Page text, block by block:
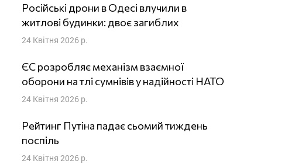
Російські дрони в Одесі влучили в
житлові будинки: двоє загиблих
24 Квітня 2026 р.
ЄС розробляє механізм взаємної
оборони на тлі сумнівів у надійності НАТО
24 Квітня 2026 р.
Рейтинг Путіна падає сьомий тиждень
поспіль
24 Квітня 2026 р.